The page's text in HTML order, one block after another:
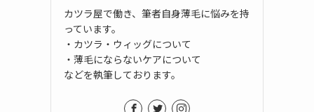
カツラ屋で働き、筆者自身薄毛に悩みを持
っています。
・カツラ・ウィッグについて
・薄毛にならないケアについて
などを執筆しております。